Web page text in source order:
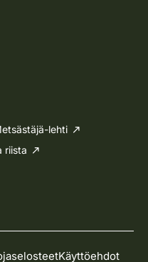
lehti
riista
Käyttöehdot